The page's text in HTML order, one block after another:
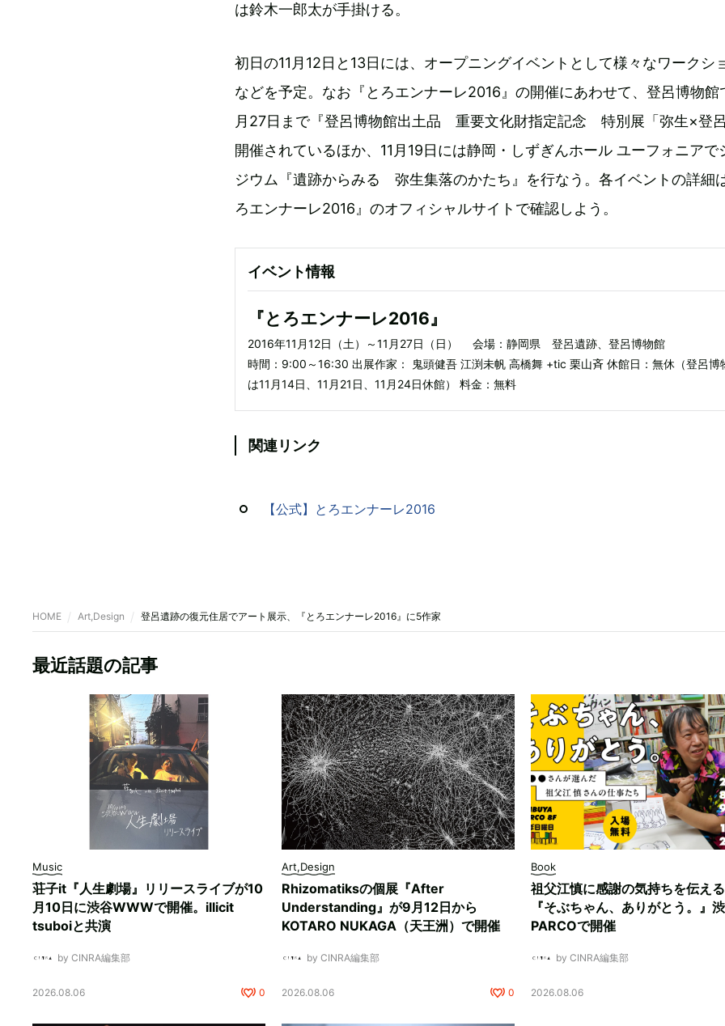
は鈴木一郎太が手掛ける。
初日の11月12日と13日には、オープニングイベントとして様々なワークシ
などを予定。なお『とろエンナーレ2016』の開催にあわせて、登呂博物館
月27日まで『登呂博物館出土品 重要文化財指定記念 特別展「弥生×登
開催されているほか、11月19日には静岡・しずぎんホール ユーフォニアで
ジウム『遺跡からみる 弥生集落のかたち』を行なう。各イベントの詳細
ろエンナーレ2016』のオフィシャルサイトで確認しよう。
イベント情報
『とろエンナーレ2016』
2016年11月12日（土）～11月27日（日） 会場：静岡県 登呂遺跡、登呂博物館
時間：9:00～16:30 出展作家： 鬼頭健吾 江渕未帆 高橋舞 +tic 栗山斉 休館日：無休（登呂博
は11月14日、11月21日、11月24日休館） 料金：無料
関連リンク
【公式】とろエンナーレ2016
HOME Art,Design 登呂遺跡の復元住居でアート展示、『とろエンナーレ2016』に5作家
最近話題の記事
Music
荘子it『人生劇場』リリースライブが10
月10日に渋谷WWWで開催。illicit
tsuboiと共演
by CINRA編集部
2026.08.06 0
Art,Design
Rhizomatiksの個展『After
Understanding』が9月12日から
KOTARO NUKAGA（天王洲）で開催
by CINRA編集部
2026.08.06 0
Book
祖父江慎に感謝の気持ちを伝え
『そぶちゃん、ありがとう。』
PARCOで開催
by CINRA編集部
2026.08.06